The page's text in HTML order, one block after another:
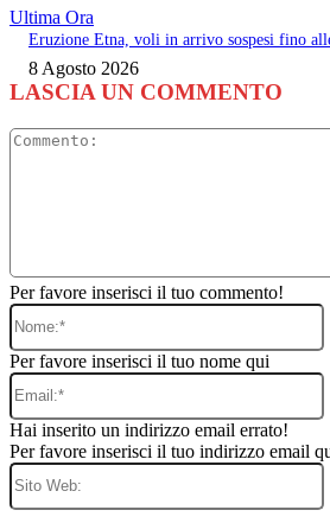
Ultima Ora
Eruzione Etna, voli in arrivo sospesi fino
8 Agosto 2026
LASCIA UN COMMENTO
Per favore inserisci il tuo commento!
Per favore inserisci il tuo nome qui
Hai inserito un indirizzo email errato!
Per favore inserisci il tuo indirizzo email